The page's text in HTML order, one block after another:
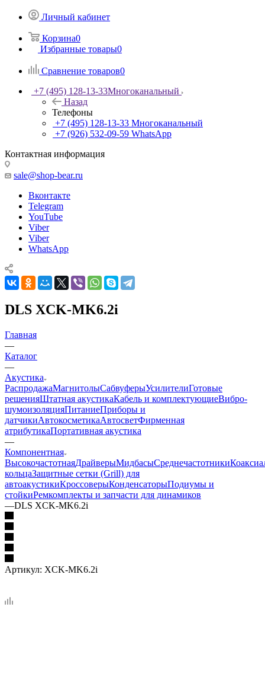
Личный кабинет
Корзина0
Избранные товары0
Сравнение товаров0
+7 (495) 128-13-33Многоканальный
Назад
Телефоны
+7 (495) 128-13-33 Многоканальный
+7 (926) 532-09-59 WhatsApp
Контактная информация
sale@shop-bear.ru
Вконтакте
Telegram
YouTube
Viber
Viber
WhatsApp
DLS XCK-MK6.2i
Главная
—
Каталог
—
Акустика
РаспродажаМагнитолыСабвуферыУсилителиГотовые
решенияШтатная акустикаКабель и комплектующиеВибро-
шумоизоляцияПитаниеПриборы и
датчикиАвтокосметикаАвтосветФирменная
атрибутикаПортативная акустика
—
Компонентная
ВысокочастотнаяДрайверыМидбасыСреднечастотники
кольцаЗащитные сетки (Grill) для
автоакустикиКроссоверыКонденсаторыПодиумы и
стойкиРемкомплекты и запчасти для динамиков
—DLS XCK-MK6.2i
Артикул: XCK-MK6.2i